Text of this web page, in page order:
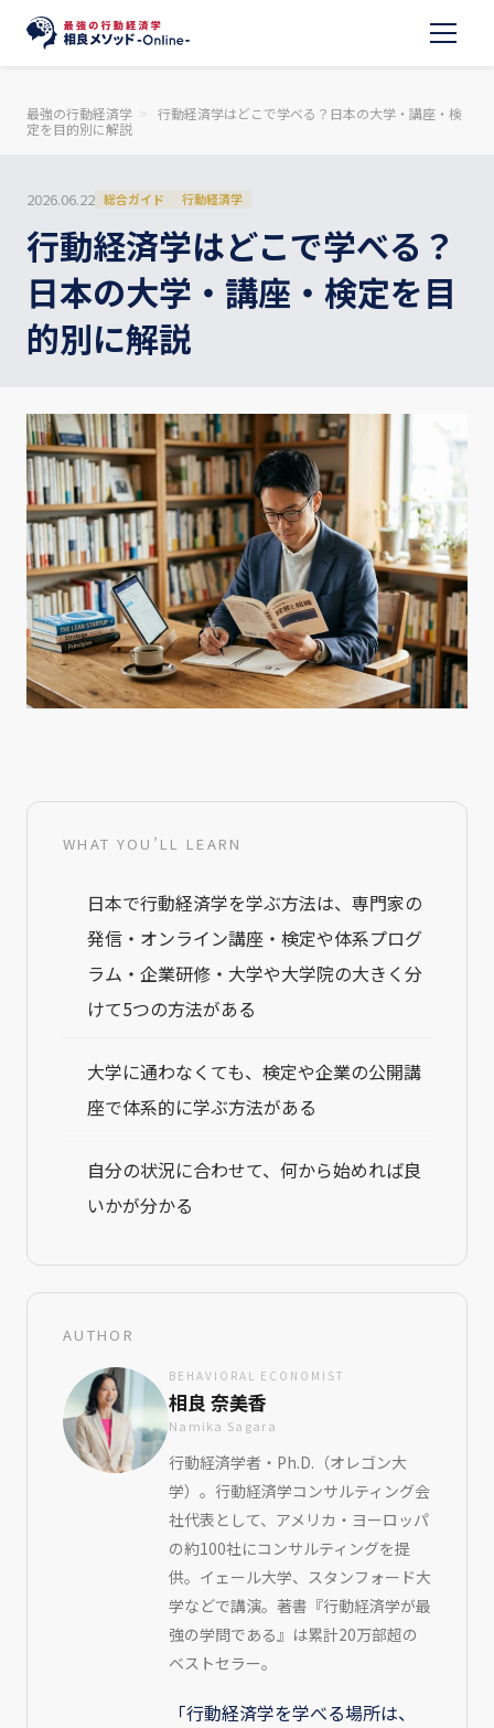
最強の行動経済学
行動経済学はどこで学べる？日本の大学・講座・検
定を目的別に解説
2026.06.22 総合ガイド 行動経済学
行動経済学はどこで学べる？
日本の大学・講座・検定を目
的別に解説
WHAT YOU’LL LEARN
日本で行動経済学を学ぶ方法は、専門家の
発信・オンライン講座・検定や体系プログ
ラム・企業研修・大学や大学院の大きく分
けて5つの方法がある
大学に通わなくても、検定や企業の公開講
座で体系的に学ぶ方法がある
自分の状況に合わせて、何から始めれば良
いかが分かる
AUTHOR
BEHAVIORAL ECONOMIST
相良 奈美香
Namika Sagara
行動経済学者・Ph.D.（オレゴン大
学）。行動経済学コンサルティング会
社代表として、アメリカ・ヨーロッパ
の約100社にコンサルティングを提
供。イェール大学、スタンフォード大
学などで講演。著書『行動経済学が最
強の学問である』は累計20万部超の
ベストセラー。
「行動経済学を学べる場所は、